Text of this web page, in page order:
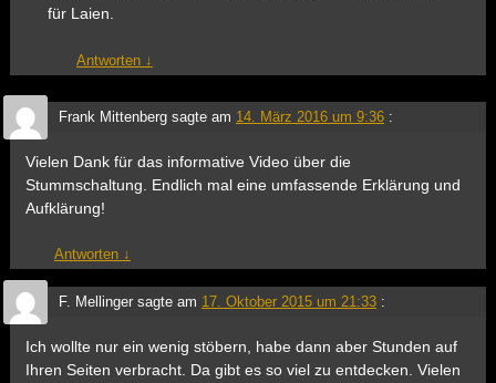
für Laien.
Antworten ↓
Frank Mittenbergsagte am 14. März 2016 um 9:36 :
Vielen Dank für das informative Video über die
Stummschaltung. Endlich mal eine umfassende Erklärung und
Aufklärung!
Antworten ↓
F. Mellingersagte am 17. Oktober 2015 um 21:33 :
Ich wollte nur ein wenig stöbern, habe dann aber Stunden auf
Ihren Seiten verbracht. Da gibt es so viel zu entdecken. Vielen